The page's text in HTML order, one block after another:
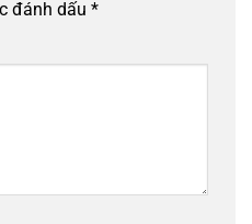
đánh dấu *